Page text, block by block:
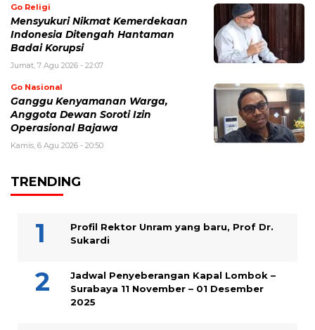
Go Religi
Mensyukuri Nikmat Kemerdekaan
Indonesia Ditengah Hantaman
Badai Korupsi
Jumat, 7 Agu 2026 - 22:07
Go Nasional
Ganggu Kenyamanan Warga,
Anggota Dewan Soroti Izin
Operasional Bajawa
Kamis, 6 Agu 2026 - 20:50
TRENDING
Profil Rektor Unram yang baru, Prof Dr.
Sukardi
Jadwal Penyeberangan Kapal Lombok –
Surabaya 11 November – 01 Desember
2025